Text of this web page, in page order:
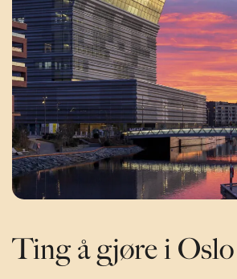
Ting å gjøre i Oslo